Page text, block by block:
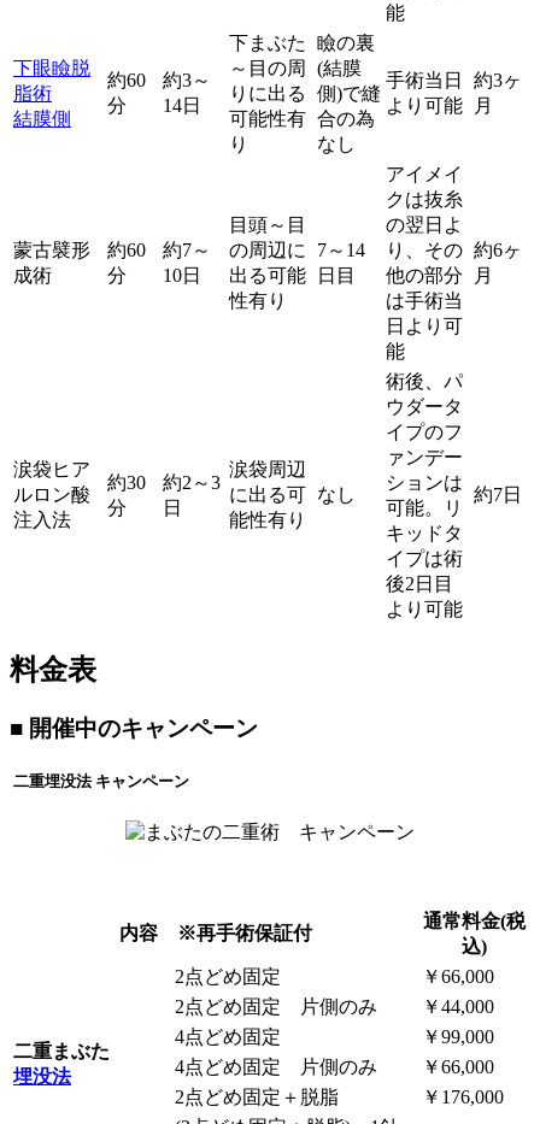
能
下眼瞼脱
脂術
結膜側
約60
分
約3～
14日
下まぶた
～目の周
りに出る
可能性有
り
瞼の裏
(結膜
側)で縫
合の為
なし
手術当日
より可能
約3ヶ
月
蒙古襞形
成術
約60
分
約7～
10日
目頭～目
の周辺に
出る可能
性有り
7～14
日目
アイメイ
クは抜糸
の翌日よ
り、その
他の部分
は手術当
日より可
能
約6ヶ
月
涙袋ヒア
ルロン酸
注入法
約30
分
約2～3
日
涙袋周辺
に出る可
能性有り
なし
術後、パ
ウダータ
イプのフ
ァンデー
ションは
可能。リ
キッドタ
イプは術
後2日目
より可能
約7日
料金表
■ 開催中のキャンペーン
二重埋没法 キャンペーン
内容 ※再手術保証付
通常料金(税
込)
二重まぶた
埋没法
2点どめ固定
￥66,000
2点どめ固定 片側のみ
￥44,000
4点どめ固定
￥99,000
4点どめ固定 片側のみ
￥66,000
2点どめ固定＋脱脂
￥176,000